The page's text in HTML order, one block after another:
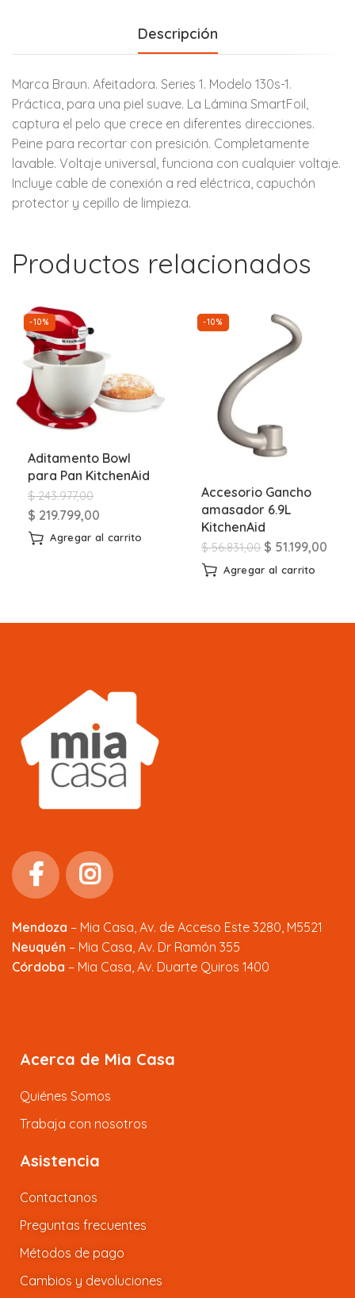
Descripción
Marca Braun. Afeitadora. Series 1. Modelo 130s-1.
Práctica, para una piel suave. La Lámina SmartFoil,
captura el pelo que crece en diferentes direcciones.
Peine para recortar con presición. Completamente
lavable. Voltaje universal, funciona con cualquier voltaje.
Incluye cable de conexión a red eléctrica, capuchón
protector y cepillo de limpieza.
Productos relacionados
-10%
Aditamento Bowl
para Pan KitchenAid
$243.977,00
$ 219.799,00
Agregar al carrito
-10%
Accesorio Gancho
amasador 6.9L
KitchenAid
$56.831,00 $ 51.199,00
Agregar al carrito
Mendoza – Mia Casa, Av. de Acceso Este 3280, M5521
Neuquén – Mia Casa, Av. Dr Ramón 355
Córdoba – Mia Casa, Av. Duarte Quiros 1400
Acerca de Mia Casa
Quiénes Somos
Trabaja con nosotros
Asistencia
Contactanos
Preguntas frecuentes
Métodos de pago
Cambios y devoluciones